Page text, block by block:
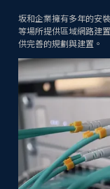
坂和企業擁有多年的安
等場所提供區域網路建
供完善的規劃與建置。